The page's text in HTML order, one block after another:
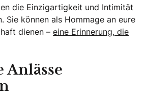
die Einzigartigkeit und Intimität
Sie können als Hommage an eure
dienen – eine Erinnerung, die
Anlässe